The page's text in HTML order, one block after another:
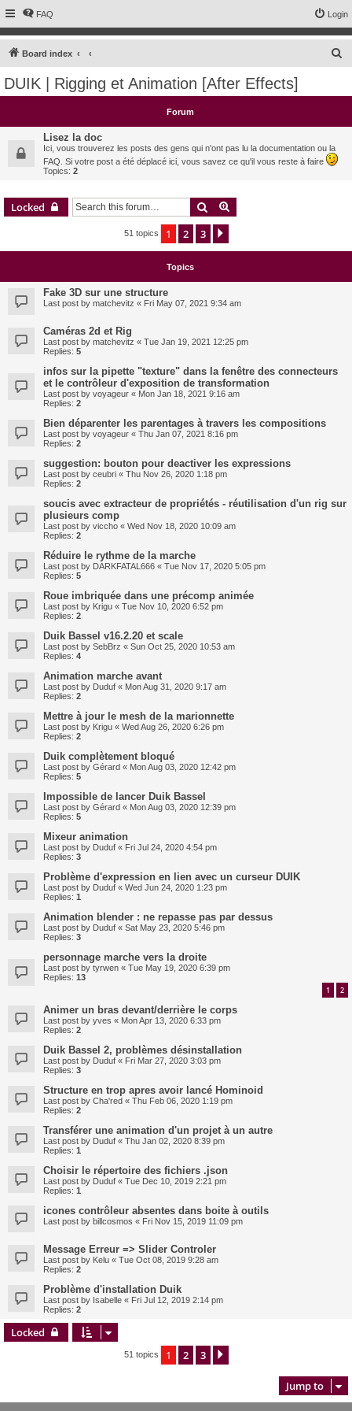
FAQ Login
Board index
c
DUIK | Rigging et Animation [After Effects]
Forum
Lisez la doc
Ici, vous trouverez les posts des gens qui n'ont pas lu la documentation ou la
FAQ. Si votre post a été déplacé ici, vous savez ce qu'il vous reste à faire
Topics: 2
Locked Search
51 topics 1 2 3
Topics
Fake 3D sur une structure
Last post by matchevitz « Fri May 07, 2021 9:34 am
Caméras 2d et Rig
Last post by matchevitz « Tue Jan 19, 2021 12:25 pm
Replies: 5
infos sur la pipette "texture" dans la fenêtre des connecteurs
et le contrôleur d'exposition de transformation
Last post by voyageur « Mon Jan 18, 2021 9:16 am
Replies: 2
Bien déparenter les parentages à travers les compositions
Last post by voyageur « Thu Jan 07, 2021 8:16 pm
Replies: 2
suggestion: bouton pour deactiver les expressions
Last post by ceubri « Thu Nov 26, 2020 1:18 pm
Replies: 2
soucis avec extracteur de propriétés - réutilisation d'un rig sur
plusieurs comp
Last post by viccho « Wed Nov 18, 2020 10:09 am
Replies: 2
Réduire le rythme de la marche
Last post by DARKFATAL666 « Tue Nov 17, 2020 5:05 pm
Replies: 5
Roue imbriquée dans une précomp animée
Last post by Krigu « Tue Nov 10, 2020 6:52 pm
Replies: 2
Duik Bassel v16.2.20 et scale
Last post by SebBrz « Sun Oct 25, 2020 10:53 am
Replies: 4
Animation marche avant
Last post by Duduf « Mon Aug 31, 2020 9:17 am
Replies: 2
Mettre à jour le mesh de la marionnette
Last post by Krigu « Wed Aug 26, 2020 6:26 pm
Replies: 2
Duik complètement bloqué
Last post by Gérard « Mon Aug 03, 2020 12:42 pm
Replies: 5
Impossible de lancer Duik Bassel
Last post by Gérard « Mon Aug 03, 2020 12:39 pm
Replies: 5
Mixeur animation
Last post by Duduf « Fri Jul 24, 2020 4:54 pm
Replies: 3
Problème d'expression en lien avec un curseur DUIK
Last post by Duduf « Wed Jun 24, 2020 1:23 pm
Replies: 1
Animation blender : ne repasse pas par dessus
Last post by Duduf « Sat May 23, 2020 5:46 pm
Replies: 3
personnage marche vers la droite
Last post by tyrwen « Tue May 19, 2020 6:39 pm
Replies: 13
1 2
Animer un bras devant/derrière le corps
Last post by yves « Mon Apr 13, 2020 6:33 pm
Replies: 2
Duik Bassel 2, problèmes désinstallation
Last post by Duduf « Fri Mar 27, 2020 3:03 pm
Replies: 3
Structure en trop apres avoir lancé Hominoid
Last post by Cha'red « Thu Feb 06, 2020 1:19 pm
Replies: 2
Transférer une animation d'un projet à un autre
Last post by Duduf « Thu Jan 02, 2020 8:39 pm
Replies: 1
Choisir le répertoire des fichiers .json
Last post by Duduf « Tue Dec 10, 2019 2:21 pm
Replies: 1
icones contrôleur absentes dans boite à outils
Last post by billcosmos « Fri Nov 15, 2019 11:09 pm
Message Erreur => Slider Controler
Last post by Kelu « Tue Oct 08, 2019 9:28 am
Replies: 2
Problème d'installation Duik
Last post by Isabelle « Fri Jul 12, 2019 2:14 pm
Replies: 2
Locked
51 topics 1 2 3
Jump to